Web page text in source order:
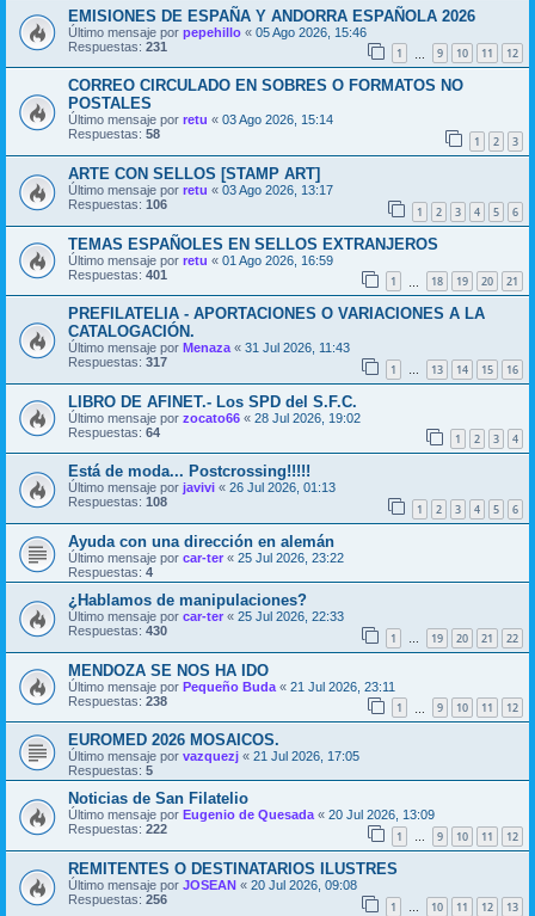
EMISIONES DE ESPAÑA Y ANDORRA ESPAÑOLA 2026
Último mensaje por pepehillo « 05 Ago 2026, 15:46
Respuestas: 231 1 9 10 11 12
CORREO CIRCULADO EN SOBRES O FORMATOS NO
POSTALES
Último mensaje por retu « 03 Ago 2026, 15:14
Respuestas: 58 1 2 3
ARTE CON SELLOS [STAMP ART]
Último mensaje por retu « 03 Ago 2026, 13:17
Respuestas: 106 1 2 3 4 5 6
TEMAS ESPAÑOLES EN SELLOS EXTRANJEROS
Último mensaje por retu « 01 Ago 2026, 16:59
Respuestas: 401 1 18 19 20 21
PREFILATELIA - APORTACIONES O VARIACIONES A LA
CATALOGACIÓN.
Último mensaje por Menaza « 31 Jul 2026, 11:43
Respuestas: 317 1 … 13 14 15 16
LIBRO DE AFINET.- Los SPD del S.F.C.
Último mensaje por zocato66 « 28 Jul 2026, 19:02
Respuestas: 64 1 2 3 4
Está de moda... Postcrossing!!!!!
Último mensaje por javivi « 26 Jul 2026, 01:13
Respuestas: 108 1 2 3 4 5 6
Ayuda con una dirección en alemán
Último mensaje por car-ter « 25 Jul 2026, 23:22
Respuestas: 4
¿Hablamos de manipulaciones?
Último mensaje por car-ter « 25 Jul 2026, 22:33
Respuestas: 430 1 … 19 20 21 22
MENDOZA SE NOS HA IDO
Último mensaje por Pequeño Buda « 21 Jul 2026, 23:11
Respuestas: 238 1 9 10 11 12
EUROMED 2026 MOSAICOS.
Último mensaje por vazquezj « 21 Jul 2026, 17:05
Respuestas: 5
Noticias de San Filatelio
Último mensaje por Eugenio de Quesada « 20 Jul 2026, 13:09
Respuestas: 222 1 … 9 10 11 12
REMITENTES O DESTINATARIOS ILUSTRES
Último mensaje por JOSEAN « 20 Jul 2026, 09:08
Respuestas: 256 1 … 10 11 12 13